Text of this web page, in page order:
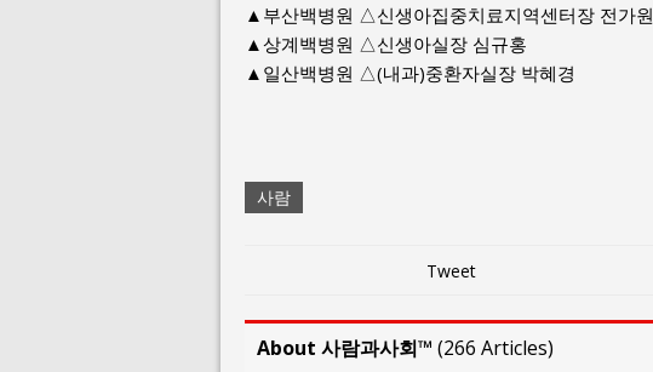
▲부산백병원 △신생아집중치료지역센터장 전가원
▲상계백병원 △신생아실장 심규홍
▲일산백병원 △(내과)중환자실장 박혜경
사람
Tweet
About 사람과사회™ (266 Articles)